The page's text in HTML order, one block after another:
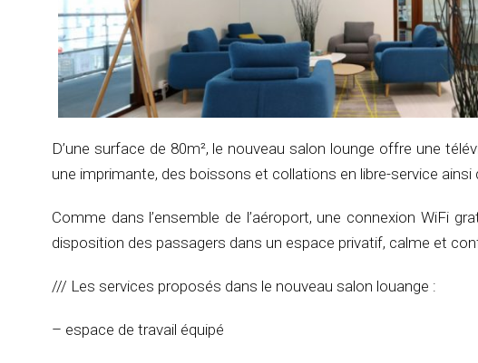
D’une surface de 80m², le nouveau salon lounge offre une
une imprimante, des boissons et collations en libre-service ainsi
Comme dans l’ensemble de l’aéroport, une connexion WiFi
disposition des passagers dans un espace privatif, calme et
/// Les services proposés dans le nouveau salon louange :
– espace de travail équipé